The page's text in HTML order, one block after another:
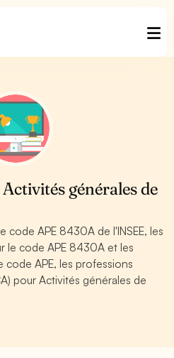
générales de
code APE 8430A de l'INSEE, les
le code APE 8430A et les
APE, les professions
pour Activités générales de